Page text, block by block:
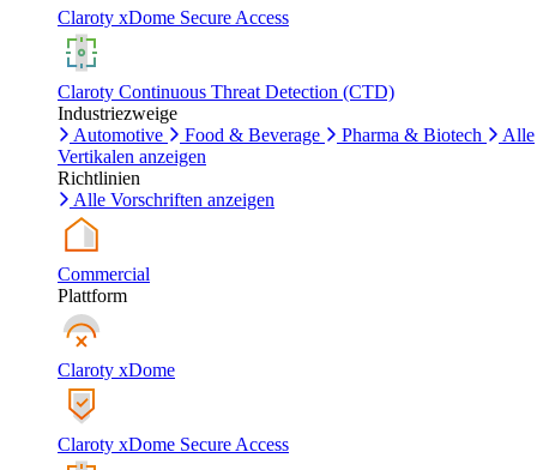
Claroty xDome Secure Access
Claroty Continuous Threat Detection (CTD)
Industriezweige
Automotive
Food & Beverage Pharma & Biotech
Alle
Vertikalen anzeigen
Richtlinien
Alle Vorschriften anzeigen
Commercial
Plattform
Claroty xDome
Claroty xDome Secure Access